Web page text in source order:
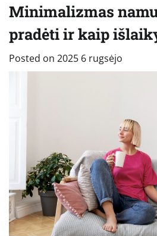
Minimalizmas
pradėti ir kaip
Posted on 2025 6 rugsėjo